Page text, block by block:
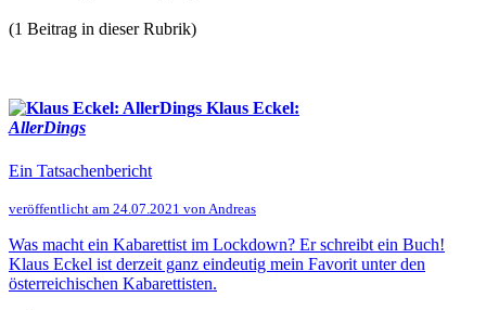
(1 Beitrag in dieser Rubrik)
Klaus Eckel:
AllerDings
Ein Tatsachenbericht
veröffentlicht am 24.07.2021 von Andreas
Was macht ein Kabarettist im Lockdown? Er schreibt ein Buch!
Klaus Eckel ist derzeit ganz eindeutig mein Favorit unter den
österreichischen Kabarettisten.